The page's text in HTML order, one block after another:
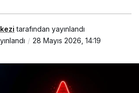
tarafından yayınlandı
28 Mayıs 2026, 14:19